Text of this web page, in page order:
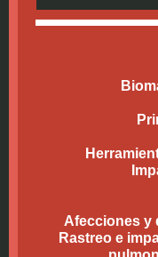
Afecciones y
Rastreo e